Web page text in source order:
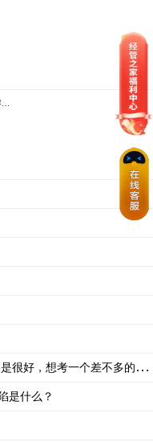
很好，想考一个差不多的学
是什么？